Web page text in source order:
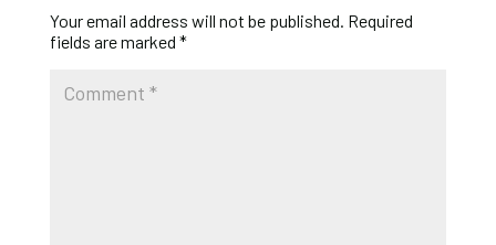
Your email address will not be published. Required
fields are marked *